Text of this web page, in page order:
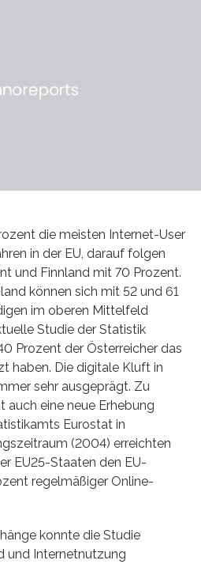
die meisten Internet-User
in der EU, darauf folgen
und Finnland mit 70 Prozent.
können sich mit 52 und 61
im oberen Mittelfeld
Studie der Statistik
Prozent der Österreicher das
haben. Die digitale Kluft in
sehr ausgeprägt. Zu
auch eine neue Erhebung
Eurostat in
(2004) erreichten
EU25-Staaten den EU-
regelmäßiger Online-
konnte die Studie
und Internetnutzung